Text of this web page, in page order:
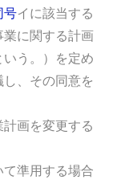
号イに該当する
に関する計画
いう。）を定め
、その同意を
画を変更する
て準用する場合